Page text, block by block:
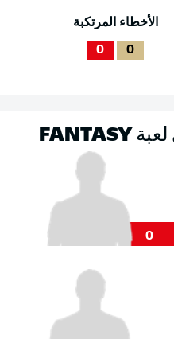
الأخطاء المرتكبة
0
0
0